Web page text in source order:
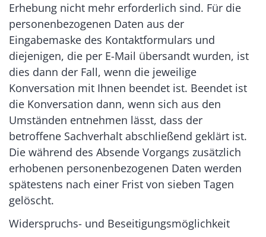
Erhebung nicht mehr erforderlich sind. Für die
personenbezogenen Daten aus der
Eingabemaske des Kontaktformulars und
diejenigen, die per E-Mail übersandt wurden, ist
dies dann der Fall, wenn die jeweilige
Konversation mit Ihnen beendet ist. Beendet ist
die Konversation dann, wenn sich aus den
Umständen entnehmen lässt, dass der
betroffene Sachverhalt abschließend geklärt ist.
Die während des Absende Vorgangs zusätzlich
erhobenen personenbezogenen Daten werden
spätestens nach einer Frist von sieben Tagen
gelöscht.
Widerspruchs- und Beseitigungsmöglichkeit